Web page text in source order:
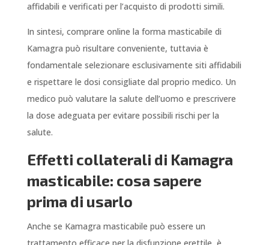
affidabili e verificati per l’acquisto di prodotti simili.
In sintesi, comprare online la forma masticabile di
Kamagra può risultare conveniente, tuttavia è
fondamentale selezionare esclusivamente siti affidabili
e rispettare le dosi consigliate dal proprio medico. Un
medico può valutare la salute dell’uomo e prescrivere
la dose adeguata per evitare possibili rischi per la
salute.
Effetti collaterali di Kamagra
masticabile: cosa sapere
prima di usarlo
Anche se Kamagra masticabile può essere un